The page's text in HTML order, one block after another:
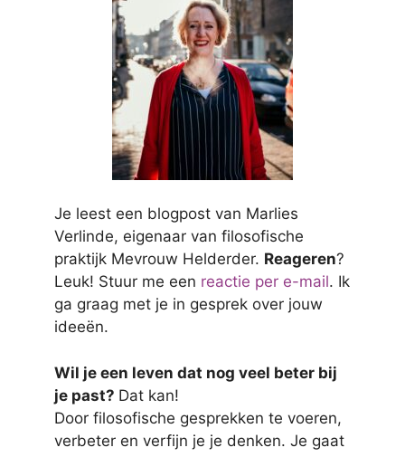
Je leest een blogpost van Marlies
Verlinde, eigenaar van filosofische
praktijk Mevrouw Helderder. Reageren?
Leuk! Stuur me een reactie per e-mail. Ik
ga graag met je in gesprek over jouw
ideeën.
Wil je een leven dat nog veel beter bij
je past? Dat kan!
Door filosofische gesprekken te voeren,
verbeter en verfijn je je denken. Je gaat